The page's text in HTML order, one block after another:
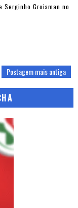
Serginho Groisman no
Postagem mais antiga